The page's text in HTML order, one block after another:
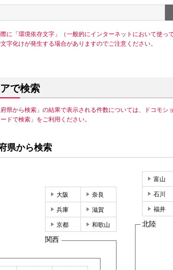
際に「環境依存文字」（一般的にインターネットにおいて使
字化けが発生する場合がありますのでご注意ください。
で検索
府県から検索」の結果で表示される件数については、ドコモ
ドで検索」をご利用ください。
県から検索
富山
石川
福井
北陸
大阪 奈良
兵庫 滋賀
京都 和歌山
関西